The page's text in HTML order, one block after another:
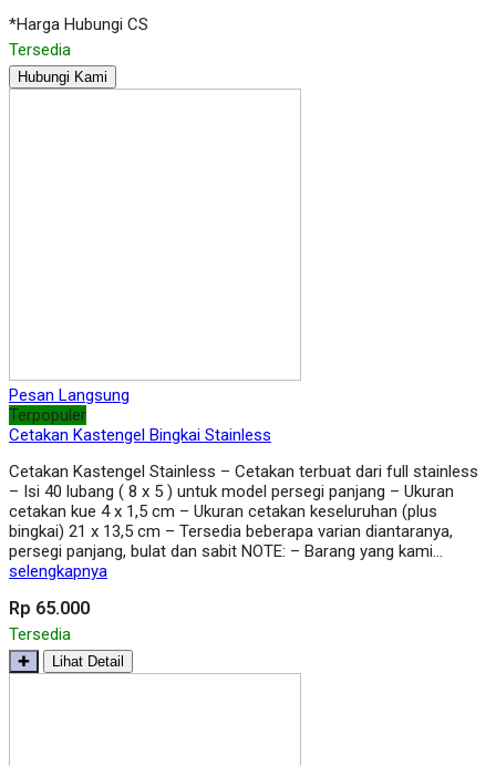
*Harga Hubungi CS
Tersedia
Hubungi Kami
Pesan Langsung
Terpopuler
Cetakan Kastengel Bingkai Stainless
Cetakan Kastengel Stainless – Cetakan terbuat dari full stainless
– Isi 40 lubang ( 8 x 5 ) untuk model persegi panjang – Ukuran
cetakan kue 4 x 1,5 cm – Ukuran cetakan keseluruhan (plus
bingkai) 21 x 13,5 cm – Tersedia beberapa varian diantaranya,
persegi panjang, bulat dan sabit NOTE: – Barang yang kami…
selengkapnya
Rp 65.000
Tersedia
✚ Lihat Detail